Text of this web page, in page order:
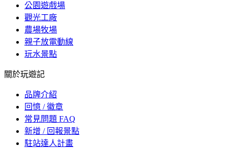
公園遊戲場
觀光工廠
農場牧場
親子放電動線
玩水景點
關於玩遊記
品牌介紹
回憶 / 徽章
常見問題 FAQ
新增 / 回報景點
駐站達人計畫